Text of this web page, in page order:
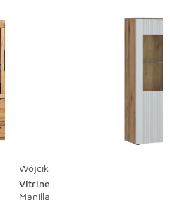
Wójcik
Vitrine
Manilla